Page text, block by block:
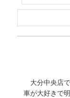
大分中央店
車が大好きで